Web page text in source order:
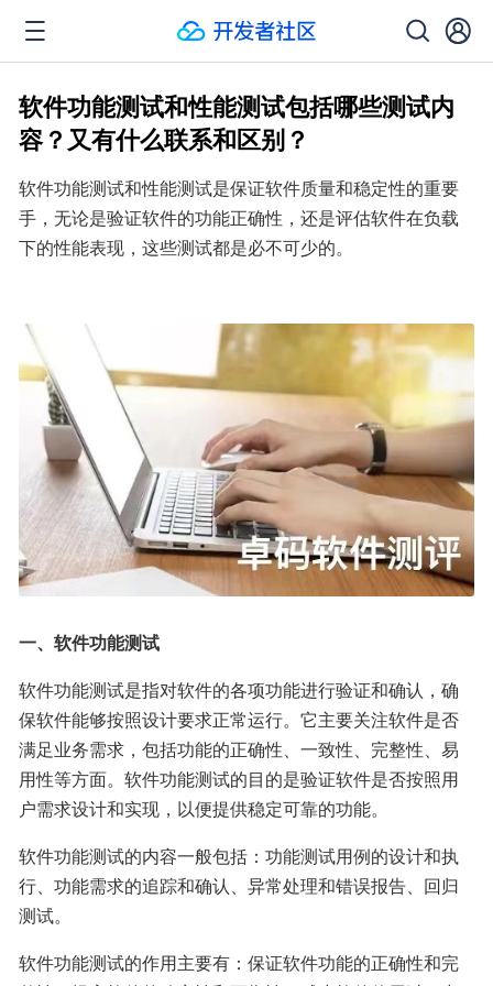
软件功能测试和性能测试包括哪些测试内
容？又有什么联系和区别？
软件功能测试和性能测试是保证软件质量和稳定性的重要
手，无论是验证软件的功能正确性，还是评估软件在负载
下的性能表现，这些测试都是必不可少的。
一、软件功能测试
软件功能测试是指对软件的各项功能进行验证和确认，确
保软件能够按照设计要求正常运行。它主要关注软件是否
满足业务需求，包括功能的正确性、一致性、完整性、易
用性等方面。软件功能测试的目的是验证软件是否按照用
户需求设计和实现，以便提供稳定可靠的功能。
软件功能测试的内容一般包括：功能测试用例的设计和执
行、功能需求的追踪和确认、异常处理和错误报告、回归
测试。
软件功能测试的作用主要有：保证软件功能的正确性和完